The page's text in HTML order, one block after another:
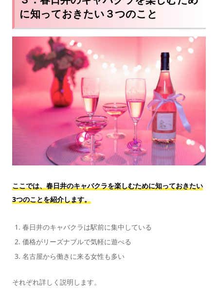
に知っておきたい３つのこと
ここでは、春日井のキャバクラを楽しむために知っておきたい
3つのことを紹介します。
春日井のキャバクラは駅前に集中している
価格がリーズナブルで気軽に遊べる
名古屋から働きに来る女性も多い
それぞれ詳しく説明します。